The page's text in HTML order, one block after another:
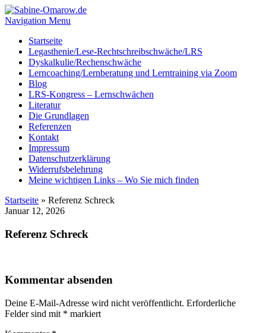
Navigation Menu
Startseite
Legasthenie/Lese-Rechtschreibschwäche/LRS
Dyskalkulie/Rechenschwäche
Lerncoaching/Lernberatung und Lerntraining via Zoom
Blog
LRS-Kongress – Lernschwächen
Literatur
Die Grundlagen
Referenzen
Kontakt
Impressum
Datenschutzerklärung
Widerrufsbelehrung
Meine wichtigen Links – Wo Sie mich finden
Startseite » Referenz Schreck
Januar 12, 2026
Referenz Schreck
Kommentar absenden
Deine E-Mail-Adresse wird nicht veröffentlicht. Erforderliche
Felder sind mit * markiert